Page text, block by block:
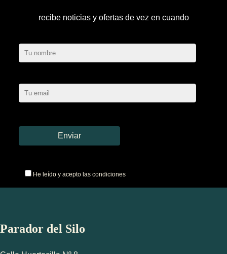
recibe noticias y ofertas de vez en cuando
He leído y acepto las condiciones
Parador del Silo